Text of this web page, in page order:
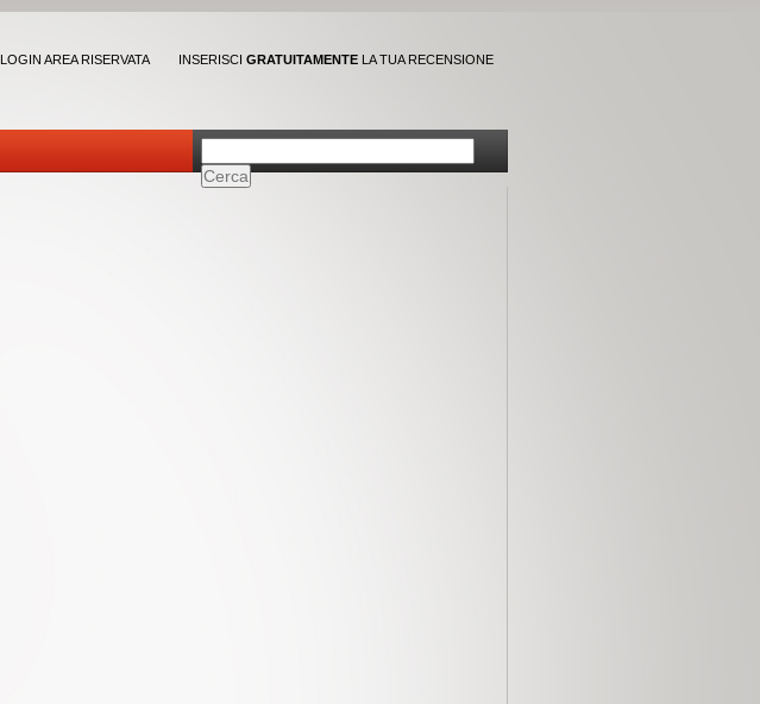
LOGIN AREA RISERVATA INSERISCI GRATUITAMENTELA TUA RECENSIONE